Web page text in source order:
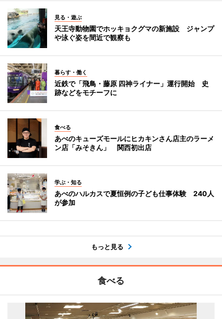
見る・遊ぶ
天王寺動物園でホッキョクグマの新施設 ジャンプ
や泳ぐ姿を間近で観察も
暮らす・働く
近鉄で「飛鳥・藤原 四神ライナー」運行開始 史
跡などをモチーフに
食べる
あべのキューズモールにヒカキンさん店主のラーメ
ン店「みそきん」 関西初出店
学ぶ・知る
あべのハルカスで夏恒例の子ども仕事体験 240人
が参加
もっと見る
食べる